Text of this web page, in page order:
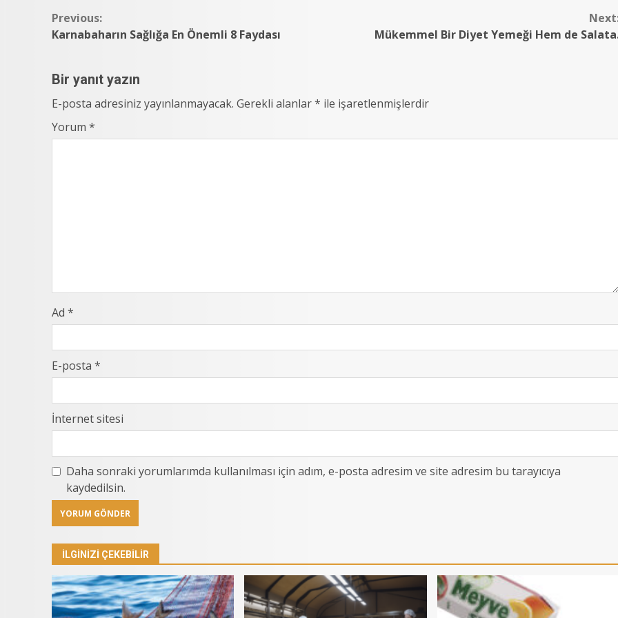
Continue
Previous:
Karnabaharın Sağlığa En Önemli 8 Faydası
Mükemmel Bir Diyet Yemeği Hem de
Bir yanıt yazın
E-posta adresiniz yayınlanmayacak. Gerekli alanlar* ile işaretlenmişlerdir
Yorum *
Ad *
E-posta *
İnternet sitesi
Daha sonraki yorumlarımda kullanılması için adım, e-posta adresim ve site adresim bu tarayıcıya
kaydedilsin.
İLGINIZI ÇEKEBILIR